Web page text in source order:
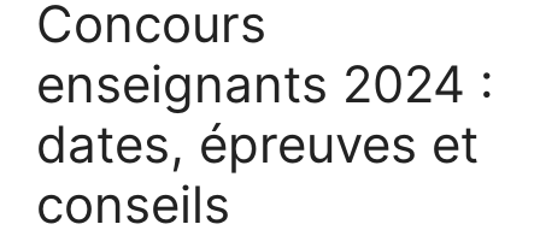
Concours
enseignants 2024 :
dates, épreuves et
conseils